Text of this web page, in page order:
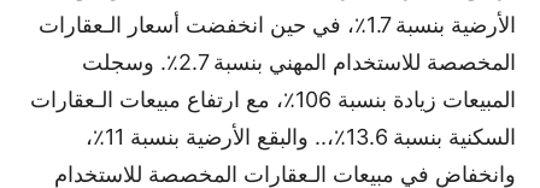
الأرضية بنسبة 1.7٪، في حين انخفضت أسعار الـعقارات
المخصصة للاستخدام المهني بنسبة 2.7٪. وسجلت
المبيعات زيادة بنسبة 106٪، مع ارتفاع مبيعات الـعقارات
السكنية بنسبة 13.6٪،.. والبقع الأرضية بنسبة 11٪،
وانخفاض في مبيعات الـعقارات المخصصة للاستخدام